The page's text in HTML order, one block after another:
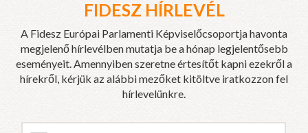
FIDESZ HÍRLEVÉL
A Fidesz Európai Parlamenti Képviselőcsoportja havonta
megjelenő hírlevélben mutatja be a hónap legjelentősebb
eseményeit. Amennyiben szeretne értesítőt kapni ezekről a
hírekről, kérjük az alábbi mezőket kitöltve iratkozzon fel
hírlevelünkre.